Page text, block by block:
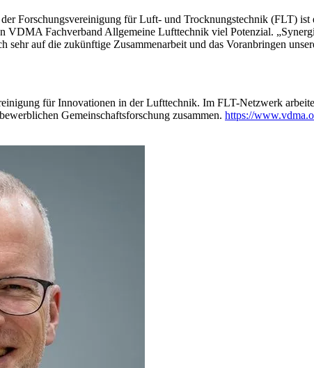
Forschungsvereinigung für Luft- und Trocknungstechnik (FLT)
VDMA Fachverband Allgemeine Lufttechnik viel Potenzial.
auf die zukünftige Zusammenarbeit und das Voranbringen
für Innovationen in der Lufttechnik. Im FLT-Netzwerk
Gemeinschaftsforschung zusammen. https://